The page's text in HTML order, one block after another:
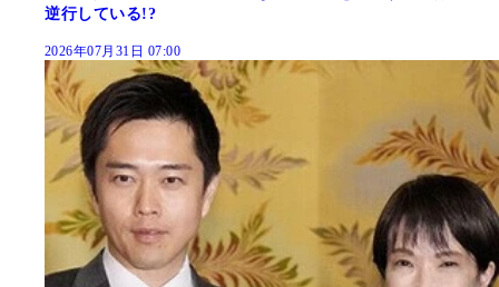
逆行している!?
2026年07月31日 07:00